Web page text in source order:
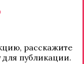
расскажите
публикации.